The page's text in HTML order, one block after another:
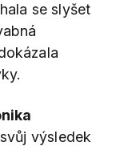
se slyšet
výsledek